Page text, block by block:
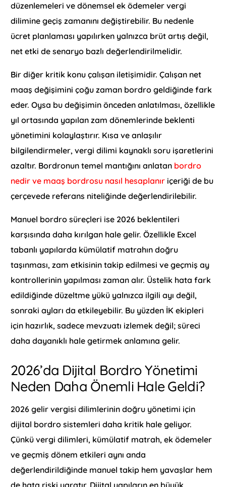
düzenlemeleri ve dönemsel ek ödemeler vergi
dilimine geçiş zamanını değiştirebilir. Bu nedenle
ücret planlaması yapılırken yalnızca brüt artış değil,
net etki de senaryo bazlı değerlendirilmelidir.
Bir diğer kritik konu çalışan iletişimidir. Çalışan net
maaş değişimini çoğu zaman bordro geldiğinde fark
eder. Oysa bu değişimin önceden anlatılması, özellikle
yıl ortasında yapılan zam dönemlerinde beklenti
yönetimini kolaylaştırır. Kısa ve anlaşılır
bilgilendirmeler, vergi dilimi kaynaklı soru işaretlerini
azaltır. Bordronun temel mantığını anlatan bordro
nedir ve maaş bordrosu nasıl hesaplanır içeriği de bu
çerçevede referans niteliğinde değerlendirilebilir.
Manuel bordro süreçleri ise 2026 beklentileri
karşısında daha kırılgan hale gelir. Özellikle Excel
tabanlı yapılarda kümülatif matrahın doğru
taşınması, zam etkisinin takip edilmesi ve geçmiş ay
kontrollerinin yapılması zaman alır. Üstelik hata fark
edildiğinde düzeltme yükü yalnızca ilgili ayı değil,
sonraki ayları da etkileyebilir. Bu yüzden İK ekipleri
için hazırlık, sadece mevzuatı izlemek değil; süreci
daha dayanıklı hale getirmek anlamına gelir.
2026’da Dijital Bordro Yönetimi
Neden Daha Önemli Hale Geldi?
2026 gelir vergisi dilimlerinin doğru yönetimi için
dijital bordro sistemleri daha kritik hale geliyor.
Çünkü vergi dilimleri, kümülatif matrah, ek ödemeler
ve geçmiş dönem etkileri aynı anda
değerlendirildiğinde manuel takip hem yavaşlar hem
de hata riski yaratır. Dijital yapıların en büyük